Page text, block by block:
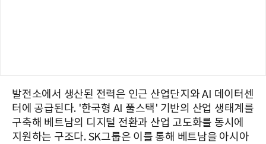
발전소에서 생산된 전력은 인근 산업단지와 AI 데이터센
터에 공급된다. '한국형 AI 풀스택' 기반의 산업 생태계를
구축해 베트남의 디지털 전환과 산업 고도화를 동시에
지원하는 구조다. SK그룹은 이를 통해 베트남을 아시아